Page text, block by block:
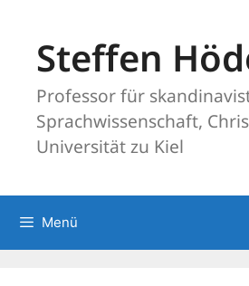
springenSteffen
Professor für
Sprachwissenschaft,
Universität zu Kiel
Menü